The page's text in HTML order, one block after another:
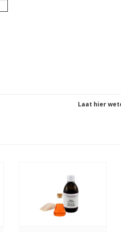
Laat hier